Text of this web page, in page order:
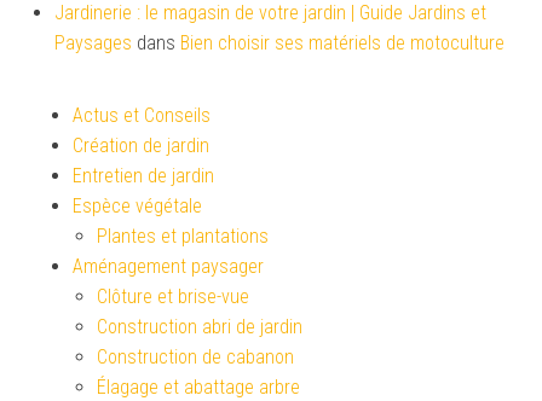
Jardinerie : le magasin de votre jardin | Guide Jardins et
Paysages dans Bien choisir ses matériels de motoculture
Actus et Conseils
Création de jardin
Entretien de jardin
Espèce végétale
Plantes et plantations
Aménagement paysager
Clôture et brise-vue
Construction abri de jardin
Construction de cabanon
Élagage et abattage arbre